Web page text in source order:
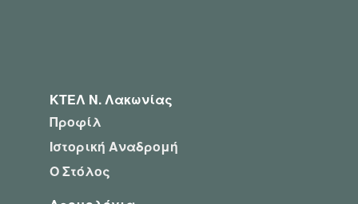
ΚΤΕΛ Ν. Λακωνίας
Προφίλ
Ιστορική Αναδρομή
Ο Στόλος